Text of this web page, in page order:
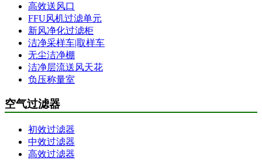
高效送风口
FFU风机过滤单元
新风净化过滤柜
洁净采样车|取样车
无尘洁净棚
洁净层流送风天花
负压称量室
空气过滤器
初效过滤器
中效过滤器
高效过滤器